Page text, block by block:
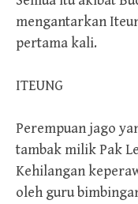
mengantarkan
pertama kali.
ITEUNG
Perempuan jago
tambak milik Pak
Kehilangan
oleh guru